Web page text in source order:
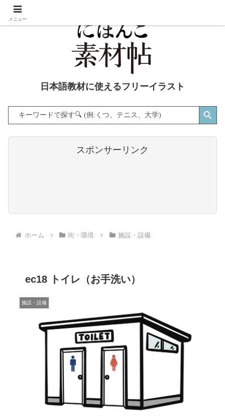
日本語教材に使えるフリーイラスト
Search
for:
Search Button
スポンサーリンク
ホーム 街・環境 施設・設備
ec18 トイレ（お手洗い）
施設・設備
メニュー